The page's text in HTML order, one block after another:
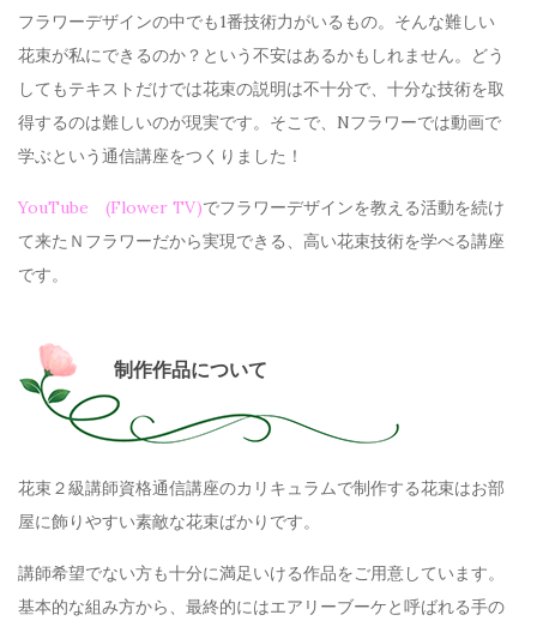
フラワーデザインの中でも1番技術力がいるもの。そんな難しい
花束が私にできるのか？という不安はあるかもしれません。どう
してもテキストだけでは花束の説明は不十分で、十分な技術を取
得するのは難しいのが現実です。そこで、 Nフラワーでは動画で
学ぶという通信講座をつくりました！
YouTube (Flower TV)でフラワーデザインを教える活動を続け
て来たＮフラワーだから実現できる、高い花束技術を学べる講座
です。
制作作品について
花束２級講師資格通信講座のカリキュラムで制作する花束はお部
屋に飾りやすい素敵な花束ばかりです。
講師希望でない方も十分に満足いける作品をご用意しています。
基本的な組み方から、最終的にはエアリーブーケと呼ばれる手の